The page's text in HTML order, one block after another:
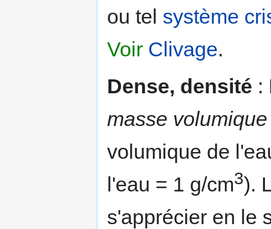
ou tel système
Voir Clivage.
Dense, densité :
masse volumique
volumique de
l'eau = 1 g/cm3).
s'apprécier en le